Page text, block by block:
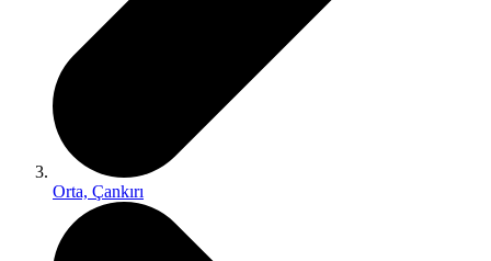
Orta, Çankırı